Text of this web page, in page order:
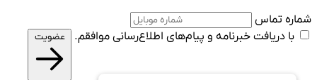
شماره تماس
با دریافت خبرنامه و پیام‌های اطلاع‌رسانی موافقم.
عضویت